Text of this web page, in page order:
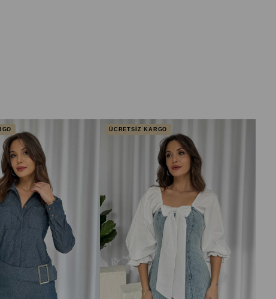
ÜCRETSİZ KARGO